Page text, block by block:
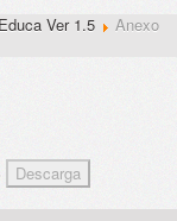
Ver 1.5
Anexo